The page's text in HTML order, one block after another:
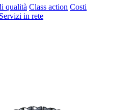
qualità Class action Costi
Servizi in rete